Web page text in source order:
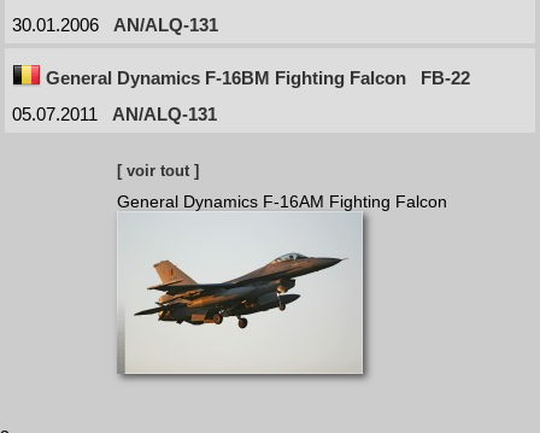
30.01.2006
AN/ALQ-131
General Dynamics F-16BM Fighting Falcon
FB-22
05.07.2011
AN/ALQ-131
[ voir tout ]
General Dynamics F-16AM Fighting Falcon